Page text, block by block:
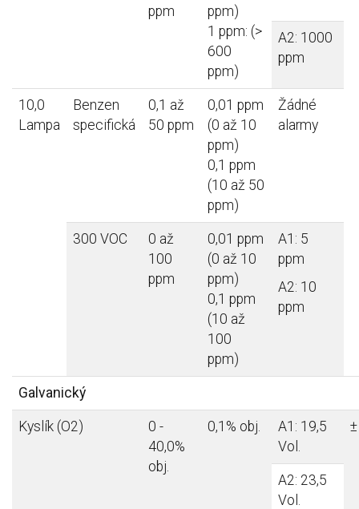
ppm
ppm)
1 ppm: (>
600
ppm)
A2: 1000
ppm
10,0
Lampa
Benzen
specifická
0,1 až
50 ppm
0,01 ppm
(0 až 10
ppm)
0,1 ppm
(10 až 50
ppm)
Žádné
alarmy
300 VOC
0 až
100
ppm
0,01 ppm
(0 až 10
ppm)
0,1 ppm
(10 až
100
ppm)
A1: 5
ppm
A2: 10
ppm
Galvanický
Kyslík (O2)
0 -
40,0%
obj.
0,1% obj.
A1: 19,5
Vol.
A2: 23,5
Vol.